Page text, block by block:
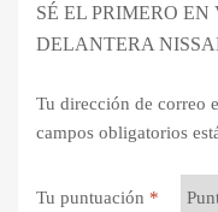
SÉ EL PRIMERO
DELANTERA
Tu dirección de correo
campos obligatorios
Tu puntuación *